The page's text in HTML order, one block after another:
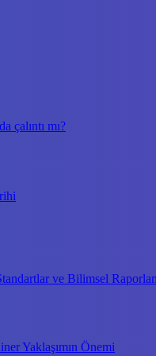
çalıntı mı?
ve Bilimsel
Yaklaşımın Önemi